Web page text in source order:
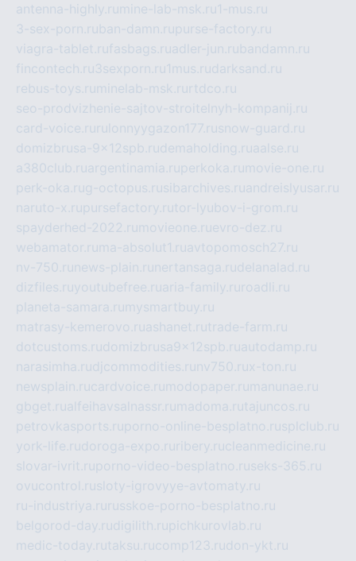
antenna-highly.ru mine-lab-msk.ru1-mus.ru
3-sex-porn.ruban-damn.rupurse-factory.ru
viagra-tablet.rufasbags.ruadler-jun.rubandamn.ru
fincontech.ru3sexporn.ru1mus.rudarksand.ru
rebus-toys.ru minelab-msk.ru rtdco.ru
seo-prodvizhenie-sajtov-stroitelnyh-kompanij.ru
card-voice.ru rulonnyygazon177.rusnow-guard.ru
domizbrusa-9x12spb.rudemaholding.ruaalse.ru
a380club.ruargentinamia.ruperkoka.ru movie-one.ru
perk-oka.rug-octopus.rusibarchives.ruandreislyusar.ru
naruto-x.rupursefactory.rutor-lyubov-i-grom.ru
spayderhed-2022.ru movieone.ruevro-dez.ru
webamator.ru ma-absolut1.ruavtopomosch27.ru
nv-750.ru news-plain.ru nertansaga.rudelanalad.ru
dizfiles.ruyoutubefree.ruaria-family.ru roadli.ru
planeta-samara.ru mysmartbuy.ru
matrasy-kemerovo.ruashanet.rutrade-farm.ru
dotcustoms.rudomizbrusa9x12spb.ruautodamp.ru
narasimha.rudjcommodities.ru nv750.rux-ton.ru
newsplain.rucardvoice.ru modopaper.ru manunae.ru
gbget.rualfeihavsalnassr.ru madoma.rutajuncos.ru
petrovkasports.ruporno-online-besplatno.rusplclub.ru
york-life.rudoroga-expo.ru ribery.rucleanmedicine.ru
slovar-ivrit.ruporno-video-besplatno.ruseks-365.ru
ovucontrol.rusloty-igrovyye-avtomaty.ru
ru-industriya.ru russkoe-porno-besplatno.ru
belgorod-day.rudigilith.rupichkurovlab.ru
medic-today.rutaksu.rucomp123.rudon-ykt.ru